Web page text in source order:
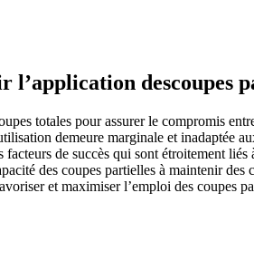
l’application descoupes
totales pour assurer le compromis
demeure marginale et inadaptée
de succès qui sont étroitement
des coupes partielles à maintenir
et maximiser l’emploi des coupes